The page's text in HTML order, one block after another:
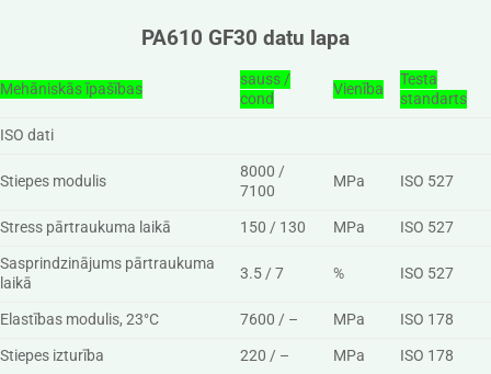
PA610 GF30 datu lapa
Mehāniskās īpašības
sauss /
cond
Vienība
Testa
standarts
ISO dati
Stiepes modulis
8000 /
7100
MPa ISO 527
Stress pārtraukuma laikā 150 / 130 MPa
ISO 527
Sasprindzinājums pārtraukuma
laikā
3.5 / 7 % ISO 527
Elastības modulis, 23°C 7600 / – MPa
ISO 178
Stiepes izturība
220 / – MPa
ISO 178